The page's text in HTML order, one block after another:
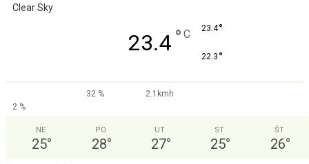
Clear Sky
23.4 ° C 23.4°
22.3 °
32 %
2.1kmh
2 %
NE
25°
PO
28°
UT
27°
ST
25°
ŠT
26°